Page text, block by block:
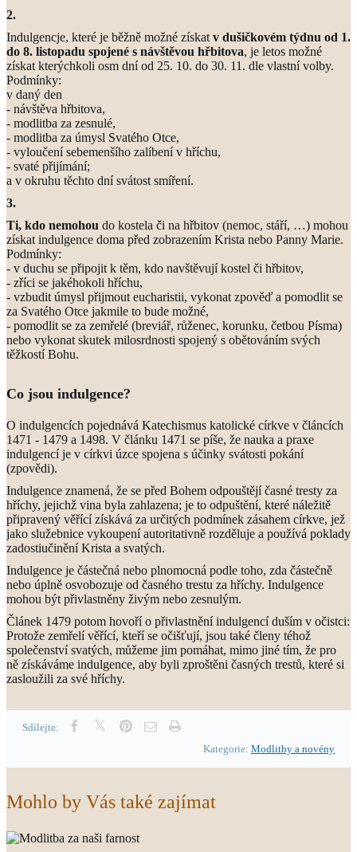
2.
Indulgencje, které je běžně možné získat v dušičkovém týdnu od 1.
do 8. listopadu spojené s návštěvou hřbitova, je letos možné
získat kterýchkoli osm dní od 25. 10. do 30. 11. dle vlastní volby.
Podmínky:
v daný den
- návštěva hřbitova,
- modlitba za zesnulé,
- modlitba za úmysl Svatého Otce,
- vyloučení sebemenšího zalíbení v hříchu,
- svaté přijímání;
a v okruhu těchto dní svátost smíření.
3.
Ti, kdo nemohou do kostela či na hřbitov (nemoc, stáří, …) mohou
získat indulgence doma před zobrazením Krista nebo Panny Marie.
Podmínky:
- v duchu se připojit k těm, kdo navštěvují kostel či hřbitov,
- zříci se jakéhokoli hříchu,
- vzbudit úmysl přijmout eucharistii, vykonat zpověď a pomodlit se
za Svatého Otce jakmile to bude možné,
- pomodlit se za zemřelé (breviář, růženec, korunku, četbou Písma)
nebo vykonat skutek milosrdnosti spojený s obětováním svých
těžkostí Bohu.
Co jsou indulgence?
O indulgencích pojednává Katechismus katolické církve v článcích
1471 - 1479 a 1498. V článku 1471 se píše, že nauka a praxe
indulgencí je v církvi úzce spojena s účinky svátosti pokání
(zpovědi).
Indulgence znamená, že se před Bohem odpouštějí časné tresty za
hříchy, jejichž vina byla zahlazena; je to odpuštění, které náležitě
připravený věřící získává za určitých podmínek zásahem církve, jež
jako služebnice vykoupení autoritativně rozděluje a používá poklady
zadostiučinění Krista a svatých.
Indulgence je částečná nebo plnomocná podle toho, zda částečně
nebo úplně osvobozuje od časného trestu za hříchy. Indulgence
mohou být přivlastněny živým nebo zesnulým.
Článek 1479 potom hovoří o přivlastnění indulgencí duším v očistci:
Protože zemřelí věřící, kteří se očišťují, jsou také členy téhož
společenství svatých, můžeme jim pomáhat, mimo jiné tím, že pro
ně získáváme indulgence, aby byli zproštěni časných trestů, které si
zasloužili za své hříchy.
Sdílejte:
Kategorie: Modlitby a novény
Mohlo by Vás také zajímat